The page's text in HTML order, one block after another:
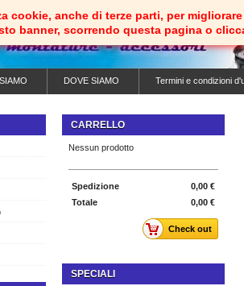
DOVE SIAMO Termini e condizioni
CARRELLO
Nessun prodotto
0,00 €
Spedizione
0,00 €
Totale
Check out
SPECIALI
cookie, anche di terze parti, per
banner, scorrendo questa pagina o